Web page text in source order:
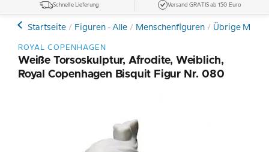
Schnelle Lieferung Versand GRATIS ab 150 Euro
Startseite Figuren - Alle Menschenfiguren Übrige
ROYAL COPENHAGEN
Weiße Torsoskulptur, Afrodite, Weiblich,
Royal Copenhagen Bisquit Figur Nr. 080